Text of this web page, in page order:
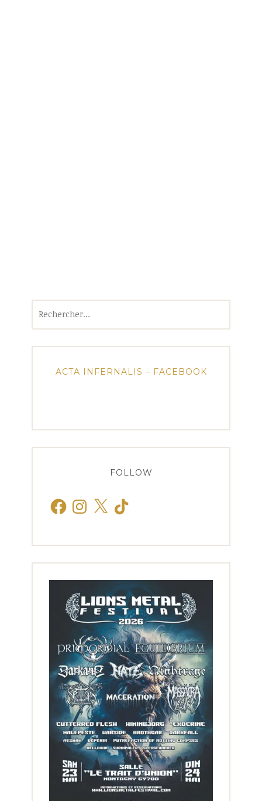
ACTA INFERNALIS – FACEBOOK
FOLLOW
FacebookInstagram
X TikTok